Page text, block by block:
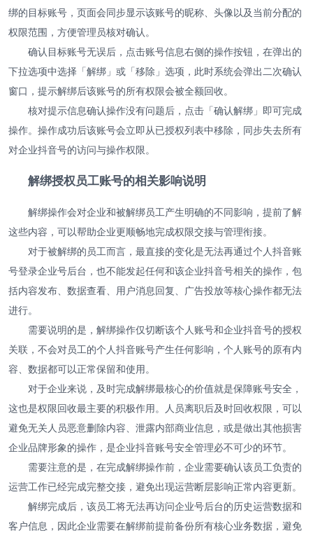
绑的目标账号，页面会同步显示该账号的昵称、头像以及当前分配的
权限范围，方便管理员核对确认。
确认目标账号无误后，点击账号信息右侧的操作按钮，在弹出的
下拉选项中选择「解绑」或「移除」选项，此时系统会弹出二次确认
窗口，提示解绑后该账号的所有权限会被全额回收。
核对提示信息确认操作没有问题后，点击「确认解绑」即可完成
操作。操作成功后该账号会立即从已授权列表中移除，同步失去所有
对企业抖音号的访问与操作权限。
解绑授权员工账号的相关影响说明
解绑操作会对企业和被解绑员工产生明确的不同影响，提前了解
这些内容，可以帮助企业更顺畅地完成权限交接与管理衔接。
对于被解绑的员工而言，最直接的变化是无法再通过个人抖音账
号登录企业号后台，也不能发起任何和该企业抖音号相关的操作，包
括内容发布、数据查看、用户消息回复、广告投放等核心操作都无法
进行。
需要说明的是，解绑操作仅切断该个人账号和企业抖音号的授权
关联，不会对员工的个人抖音账号产生任何影响，个人账号的原有内
容、数据都可以正常保留和使用。
对于企业来说，及时完成解绑最核心的价值就是保障账号安全，
这也是权限回收最主要的积极作用。人员离职后及时回收权限，可以
避免无关人员恶意删除内容、泄露内部商业信息，或是做出其他损害
企业品牌形象的操作，是企业抖音账号安全管理必不可少的环节。
需要注意的是，在完成解绑操作前，企业需要确认该员工负责的
运营工作已经完成完整交接，避免出现运营断层影响正常内容更新。
解绑完成后，该员工将无法再访问企业号后台的历史运营数据和
客户信息，因此企业需要在解绑前提前备份所有核心业务数据，避免